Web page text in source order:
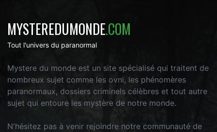
MYSTEREDUMONDE.COM
Tout l'univers du paranormal
Mystere du monde est un site spécialisé qui traitent de
nombreux sujet comme les ovni, les phénomères
paranormaux, dossiers criminels célèbres et tout autre
sujet qui entoure les mystère de notre monde.
N'hésitez pas à venir rejoindre notre communauté de